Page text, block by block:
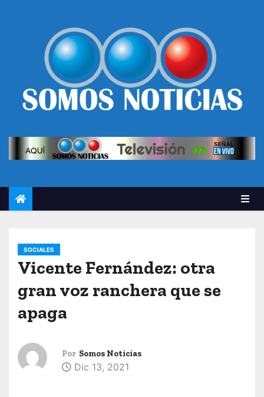
SOCIALES
Vicente Fernández: otra
gran voz ranchera que se
apaga
Por Somos Noticias
Dic 13, 2021